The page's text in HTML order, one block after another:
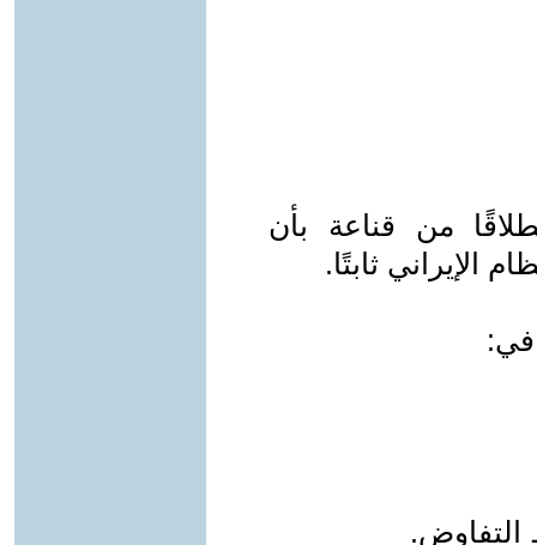
من قناعة بأن
الإيراني ثابتًا.
في: